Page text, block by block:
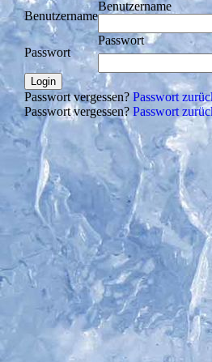
Benutzername
Benutzername
Passwort
Passwort
Login
Passwort vergessen?Passwort
Passwort vergessen? Passwort